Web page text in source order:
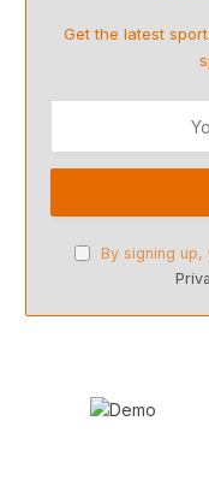
Get the latest
By signing